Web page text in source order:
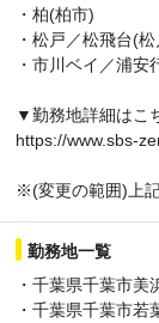
・柏(柏市)
・松戸／松飛台(
・市川ベイ／浦安
▼勤務地詳細はこ
https://www.sbs-
※(変更の範囲)上
勤務地一覧
・千葉県千葉市美
・千葉県千葉市若